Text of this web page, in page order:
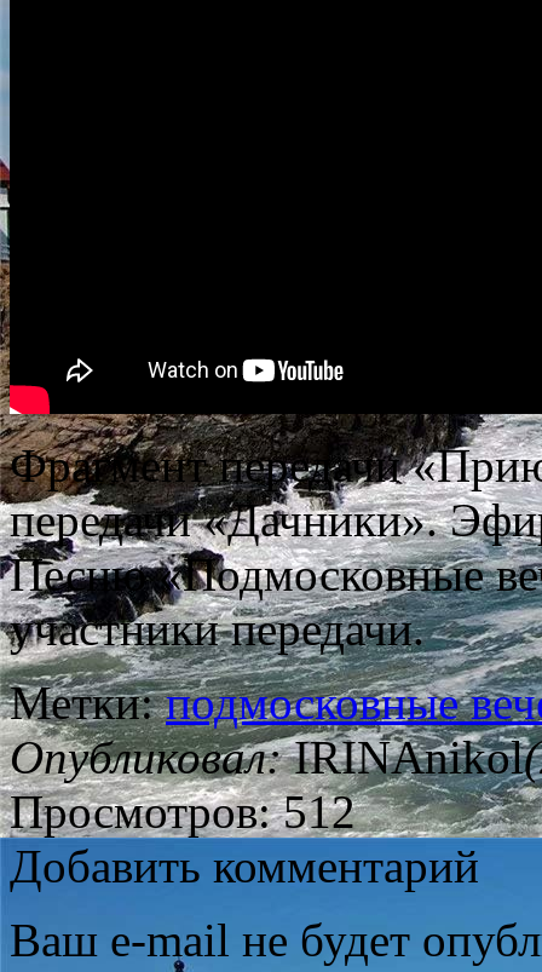
Фрагмент передачи
передачи «Дачники».
Песню «Подмосковные
участники передачи.
Метки:подмосковные
Опубликовал:IRINAnikol
Просмотров: 512
Добавить комментарий
Ваш e-mail не будет